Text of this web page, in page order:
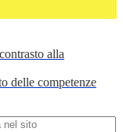
alla
delle competenze